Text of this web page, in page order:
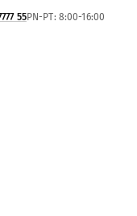
55PN-PT: 8:00-16:00